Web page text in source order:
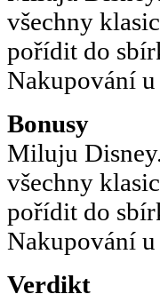
všechny
pořídit do
Nakupování
Bonusy
Miluju
všechny
pořídit do
Nakupování
Verdikt